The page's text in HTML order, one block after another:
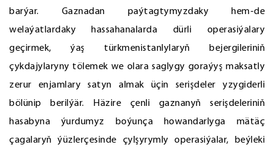
barýar. Gaznadan paýtagtymyzdaky hem-de
welaýatlardaky hassahanalarda dürli operasiýalary
geçirmek, ýaş türkmenistanlylaryň bejergileriniň
çykdajylaryny tölemek we olara saglygy goraýyş maksatly
zerur enjamlary satyn almak üçin serişdeler yzygiderli
bölünip berilýär. Häzire çenli gaznanyň serişdeleriniň
hasabyna ýurdumyz boýunça howandarlyga mätäç
çagalaryň ýüzlerçesinde çylşyrymly operasiýalar, beýleki